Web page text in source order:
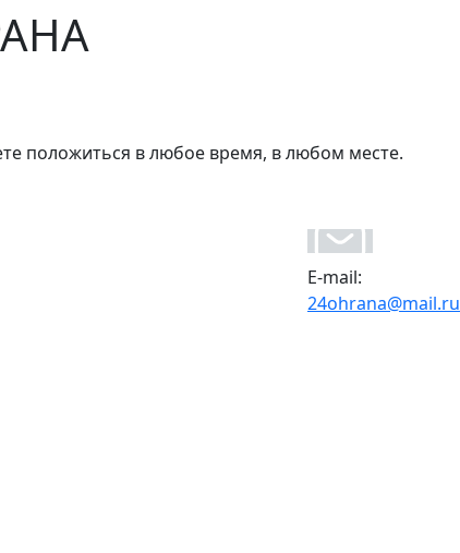
положиться в любое время, в любом месте.
E-mail:
24ohrana@mail.ru